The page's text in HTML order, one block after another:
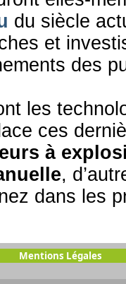
du siècle
et
des
les
ces
à
,
dans les
Mentions Légales